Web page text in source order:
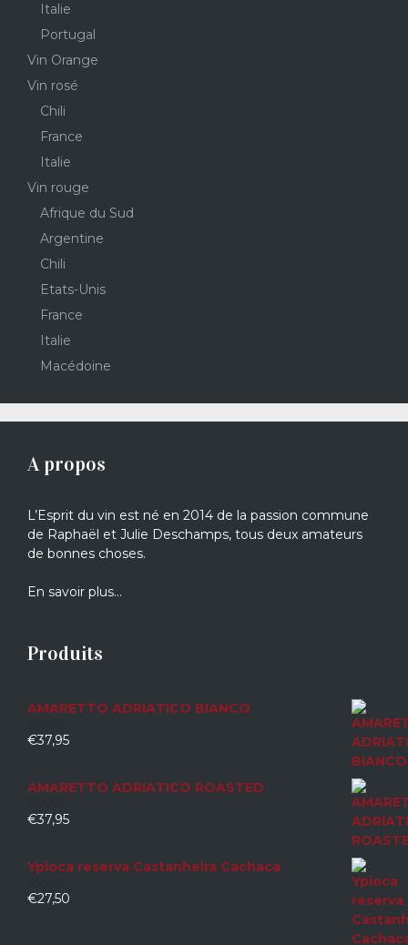
Italie
Portugal
Vin Orange
Vin rosé
Chili
France
Italie
Vin rouge
Afrique du Sud
Argentine
Chili
Etats-Unis
France
Italie
Macédoine
A propos
L’Esprit du vin est né en 2014 de la passion commune
de Raphaël et Julie Deschamps, tous deux amateurs
de bonnes choses.
En savoir plus…
Produits
AMARETTO ADRIATICO BIANCO
0
€37,95
AMARETTO ADRIATICO ROASTED
0
€37,95
Ypioca reserva Castanheira Cachaca
0
€27,50